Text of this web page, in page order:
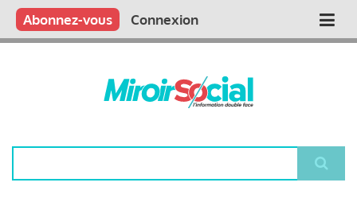
Aller
contenu
Main
Qui sommes nous ?
Vous publiez
Nous publions
Contactez-nous
Abonnez-vous Connexion